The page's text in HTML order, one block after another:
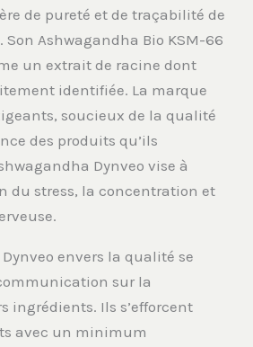
de pureté et de traçabilité de
Son Ashwagandha Bio KSM-66
un extrait de racine dont
identifiée. La marque
soucieux de la qualité
des produits qu’ils
Dynveo vise à
du stress, la concentration et
envers la qualité se
sur la
ingrédients. Ils s’efforcent
avec un minimum